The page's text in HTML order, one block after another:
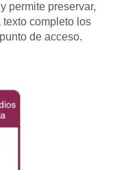
permite preservar,
completo los
de acceso.